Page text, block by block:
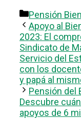
Categorías
Pensión
Apoyo al
2023: El
Sindicato de
Servicio del
con los
y papá al
Pensión del
Descubre
apoyos de 6